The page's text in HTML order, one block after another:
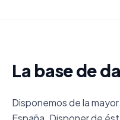
La base de
Disponemos de la